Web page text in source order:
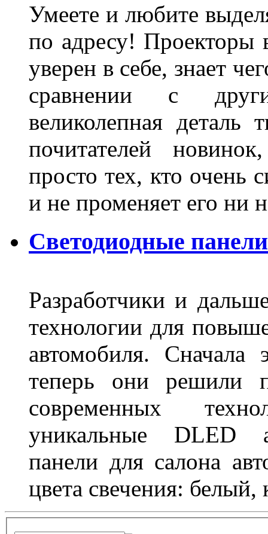
Умеете и любите
по адресу! Проекторы
уверен в себе, знает
сравнении с
великолепная
почитателей
просто тех, кто очень
и не променяет его ни
Светодиодные
Разработчики и
технологии для
автомобиля.
теперь они решили
современных
уникальные DLED
панели для салона
цвета свечения: